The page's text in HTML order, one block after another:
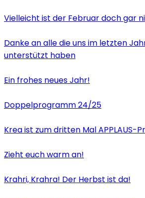
Vielleicht ist der Februar doch gar
Danke an alle die uns im letzten
unterstützt haben
Ein frohes neues Jahr!
Doppelprogramm 24/25
Krea ist zum dritten Mal APPLAUS-
Zieht euch warm an!
Krahri, Krahra! Der Herbst ist da!